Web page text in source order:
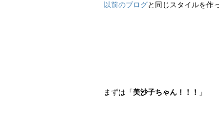
以前のブログと同じスタイルを作
まずは「美沙子ちゃん！！！ 」